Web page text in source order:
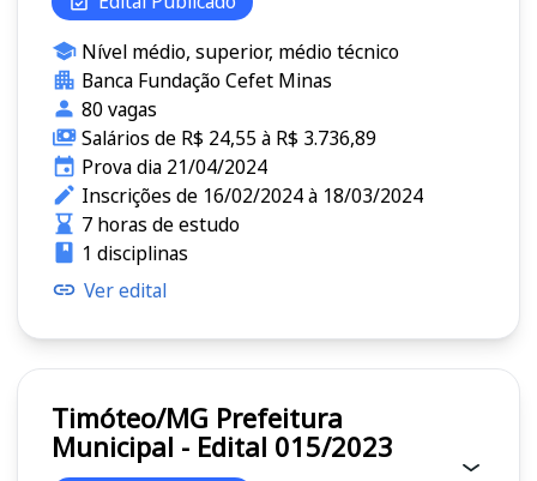
Nível médio, superior, médio técnico
Banca Fundação Cefet Minas
80 vagas
Salários de R$ 24,55 à R$ 3.736,89
Prova dia 21/04/2024
Inscrições de 16/02/2024 à 18/03/2024
7 horas de estudo
1 disciplinas
Ver edital
Timóteo/MG Prefeitura
Municipal - Edital 015/2023